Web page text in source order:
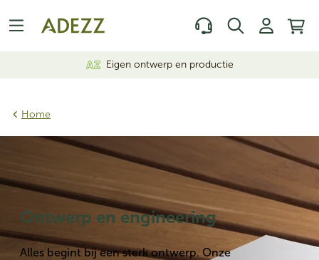
Eigen ontwerp en productie
Home
Ontwerp en engineering
Alles begint bij een sterk ontwerp. Onze